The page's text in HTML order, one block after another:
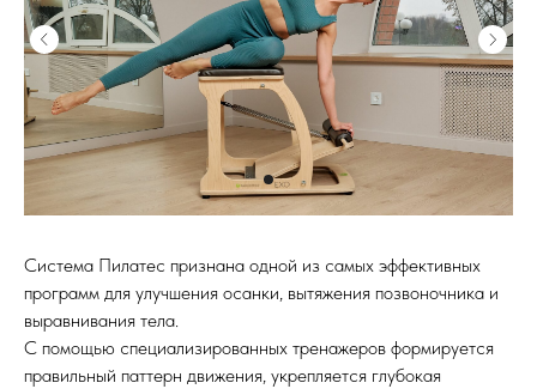
Система Пилатес признана одной из самых эффективных
программ для улучшения осанки, вытяжения позвоночника и
выравнивания тела.
С помощью специализированных тренажеров формируется
правильный паттерн движения, укрепляется глубокая